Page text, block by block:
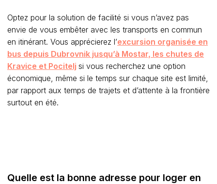
Optez pour la solution de facilité si vous n’avez pas
envie de vous embêter avec les transports en commun
en itinérant. Vous apprécierez l’excursion organisée en
bus depuis Dubrovnik jusqu’à Mostar, les chutes de
Kravice et Pocitelj si vous recherchez une option
économique, même si le temps sur chaque site est limité,
par rapport aux temps de trajets et d’attente à la frontière
surtout en été.
Quelle est la bonne adresse pour loger en